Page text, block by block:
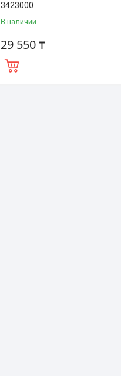
3423000
В наличии
29 550 ₸